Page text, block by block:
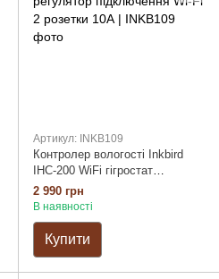
Артикул: INKB109
Контролер вологості Inkbird
IHC-200 WiFi гігростат
цифровий автоматичний
регулятор підключення Wi-Fi 2
розетки 10А
2 990 грн
В наявності
Купити